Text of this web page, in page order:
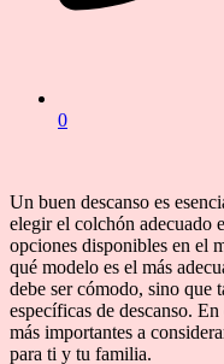
0
Un buen descanso es
elegir el colchón adecuado
opciones disponibles en el
qué modelo es el más
debe ser cómodo, sino que
específicas de descanso.
más importantes a
para ti y tu familia.